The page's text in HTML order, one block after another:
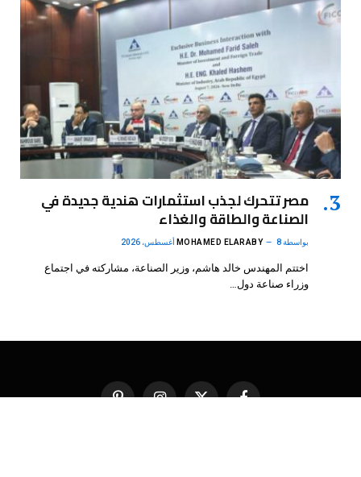
مصر تتحرك لجذب استثمارات هندية جديدة في
الصناعة والطاقة والغذاء
بواسطة MOHAMED ELARABY 8 أغسطس، 2026
اختتم المهندس خالد هاشم، وزير الصناعة، مشاركته في اجتماع
وزراء صناعة دول…